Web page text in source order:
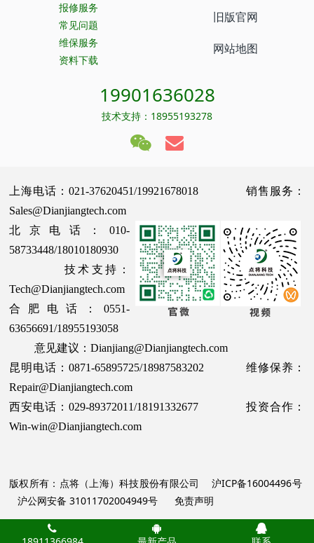
报修服务
常见问题
维保服务
资料下载
旧版官网
网站地图
19901636028
技术支持：18955193278
上海电话：021-37620451/19921678018 销售服务：
Sales@Dianjiangtech.com
北京电话：010-
58733448/18010180930
技术支持：
Tech@Dianjiangtech.com
合肥电话：0551-
63656691/18955193058
意见建议：Dianjiang@Dianjiangtech.com
昆明电话：0871-65895725/18987583202 维修保养：
Repair@Dianjiangtech.com
西安电话：029-89372011/18191332677 投资合作：
Win-win@Dianjiangtech.com
版权所有：点将（上海）科技股份有限公司 沪ICP备16004496号
沪公网安备 31011702004949号
免责声明